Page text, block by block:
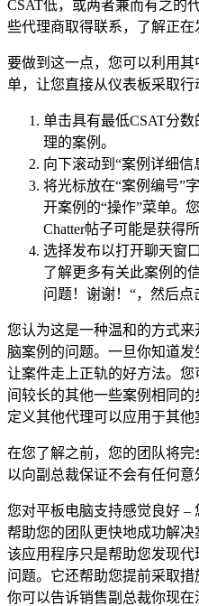
CSAT低，或两者兼而有之的
些代理商取得联系，了解正在
要做到这一点，您可以利用
单，让您直接从仪表板采取行
单击具有最低CSAT分
理的案例。
向下滚动到“案例详细信
将光标放在“案例编号”
开案例的“操作”菜单。
Chatter帖子可能是获得
选择发布以打开聊天窗
了解更多有关此案例的
问题！谢谢！“，然后点
您认为这是一种温和的方式
脑案例的问题。一旦你知道
让案件走上正轨的好方法。
间较长的其他一些案例相同
定义其他代理可以应用于其他
在您了解之前，您的团队将
以向副总裁保证不会有任何意
您对平板电脑支持感觉良好 –
帮助您的团队更快地成功解决
该应用程序只是帮助您发现
问题。它还帮助您提前采取措
你可以告诉销售副总裁你现